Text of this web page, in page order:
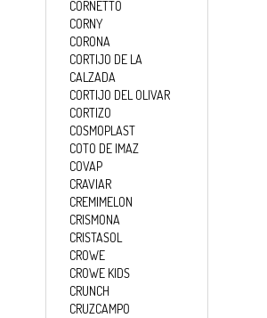
CORNETTO
CORNY
CORONA
CORTIJO DE LA
CALZADA
CORTIJO DEL OLIVAR
CORTIZO
COSMOPLAST
COTO DE IMAZ
COVAP
CRAVIAR
CREMIMELON
CRISMONA
CRISTASOL
CROWE
CROWE KIDS
CRUNCH
CRUZCAMPO